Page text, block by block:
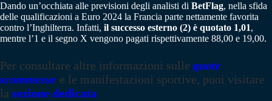
Dando un’occhiata alle previsioni degli analisti di BetFlag, nella sfida
delle qualificazioni a Euro 2024 la Francia parte nettamente favorita
contro l’Inghilterra. Infatti, il successo esterno (2) è quotato 1,01,
mentre l’1 e il segno X vengono pagati rispettivamente 88,00 e 19,00.
Per consultare altre informazioni sulle quote
scommesse e le manifestazioni sportive, puoi visitare
la sezione dedicata